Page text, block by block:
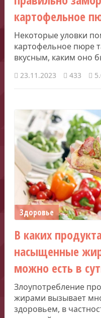
картофельное
Некоторые уловки
картофельное пюре
вкусным, каким оно
23.11.2023 433
Здоровье
В каких
насыщенные
можно есть в
Злоупотребление
жирами вызывает
здоровьем, в